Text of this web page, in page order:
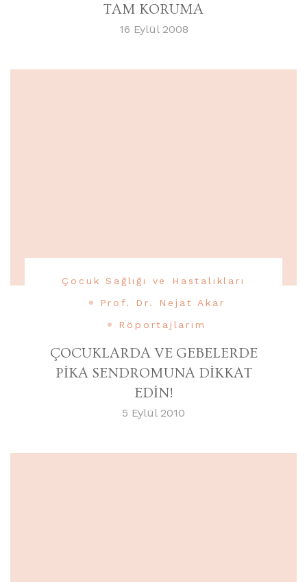
TAM KORUMA
16 Eylül 2008
Çocuk Sağlığı ve Hastalıkları
Prof. Dr. Nejat Akar
Röportajlarım
ÇOCUKLARDA VE GEBELERDE
PİKA SENDROMUNA DİKKAT
EDİN!
5 Eylül 2010